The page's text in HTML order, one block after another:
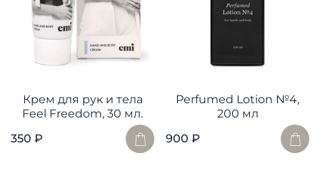
Крем для рук и тела
Feel Freedom, 30 мл.
350 ₽
Perfumed Lotion №4,
200 мл
900 ₽